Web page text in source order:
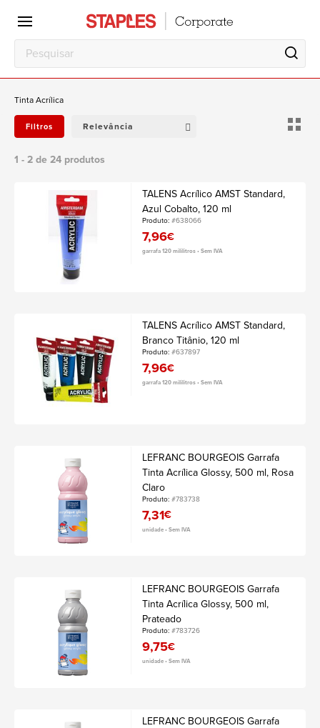
Escritório
Local
trabalho
Tinta Acrílica
Filtros Relevância
1 - 2 de 24 produtos
TALENS Acrílico AMST Standard,
Azul Cobalto, 120 ml
Produto:#638066
7,96€
garrafa 120 mililitros • Sem IVA
TALENS Acrílico AMST Standard,
Branco Titânio, 120 ml
Produto:#637897
7,96€
garrafa 120 mililitros • Sem IVA
LEFRANC BOURGEOIS Garrafa
Tinta Acrílica Glossy, 500 ml, Rosa
Claro
Produto:#783738
7,31€
unidade • Sem IVA
LEFRANC BOURGEOIS Garrafa
Tinta Acrílica Glossy, 500 ml,
Prateado
Produto:#783726
9,75€
unidade • Sem IVA
LEFRANC BOURGEOIS Garrafa